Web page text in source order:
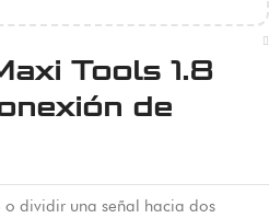
Tools 1.8
de
dividir una señal hacia dos